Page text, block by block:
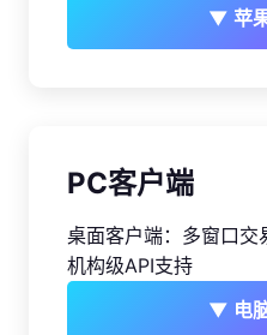
▼ 苹
PC客户端
桌面客户端：多窗口交
机构级API支持
▼ 电